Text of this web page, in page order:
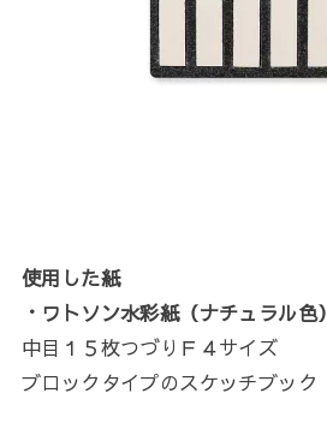
使用した紙
・ワトソン水彩紙（ナチュラル色）
中目１５枚つづりＦ４サイズ
ブロックタイプのスケッチブック